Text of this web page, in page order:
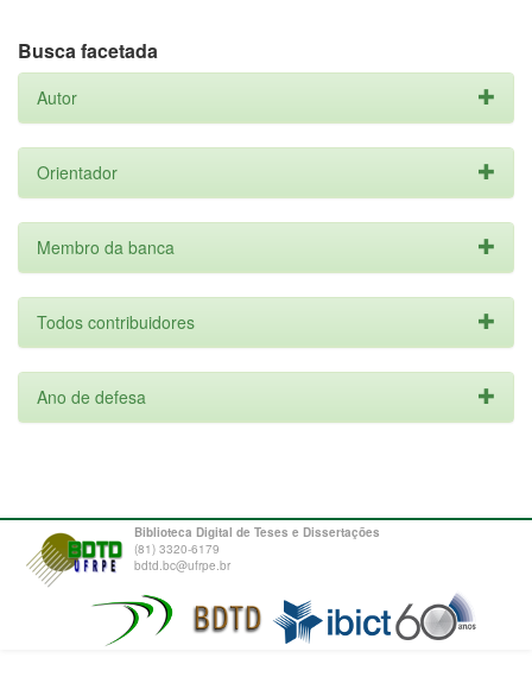
Busca facetada
Autor
Orientador
Membro da banca
Todos contribuidores
Ano de defesa
Biblioteca Digital de Teses e Dissertações
(81) 3320-6179
bdtd.bc@ufrpe.br